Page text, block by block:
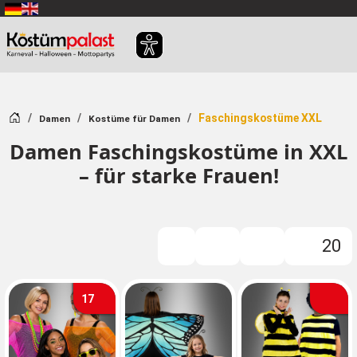
Zum Hauptinhalt springen
Startseite
Damen Kostüme für Damen Faschingskostüme XXL
Damen Faschingskostüme in XXL
– für starke Frauen!
20
17